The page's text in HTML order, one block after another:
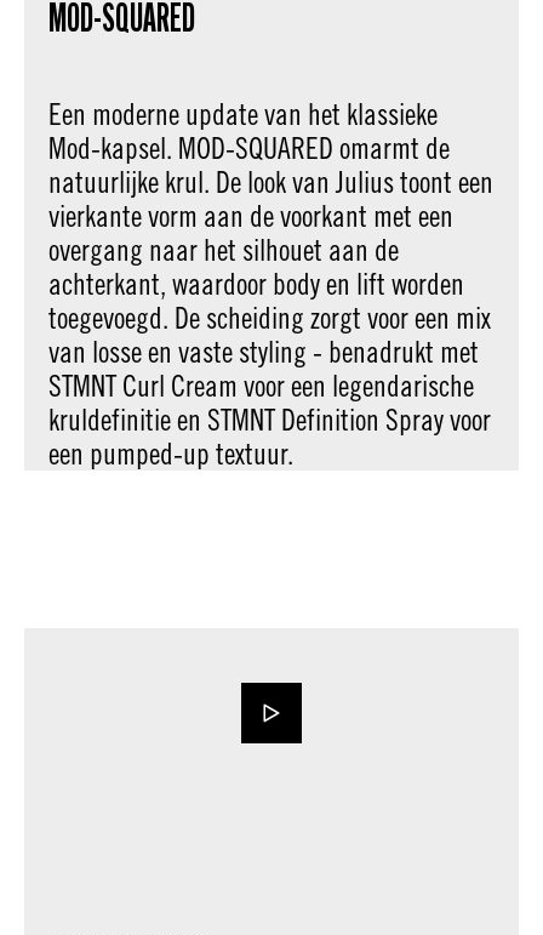
MOD-SQUARED
Een moderne update van het klassieke
Mod-kapsel. MOD-SQUARED omarmt de
natuurlijke krul. De look van Julius toont een
vierkante vorm aan de voorkant met een
overgang naar het silhouet aan de
achterkant, waardoor body en lift worden
toegevoegd. De scheiding zorgt voor een mix
van losse en vaste styling - benadrukt met
STMNT Curl Cream voor een legendarische
kruldefinitie en STMNT Definition Spray voor
een pumped-up textuur.